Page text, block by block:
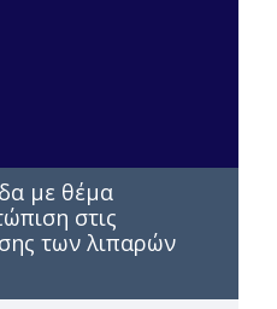
με θέμα
στις
των λιπαρών